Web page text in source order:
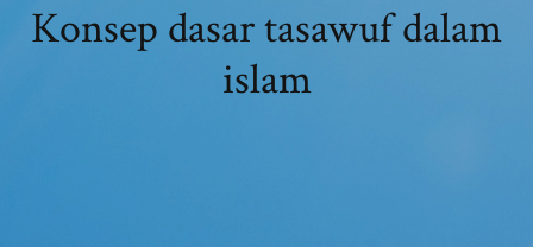
Konsep dasar tasawuf dalam
islam